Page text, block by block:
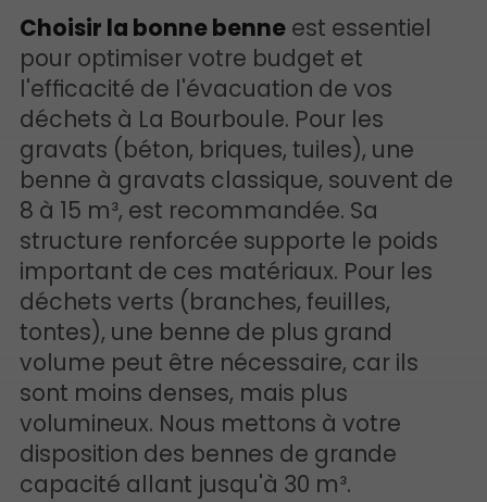
Choisir la bonne benne est essentiel
pour optimiser votre budget et
l'efficacité de l'évacuation de vos
déchets à La Bourboule. Pour les
gravats (béton, briques, tuiles), une
benne à gravats classique, souvent de
8 à 15 m³, est recommandée. Sa
structure renforcée supporte le poids
important de ces matériaux. Pour les
déchets verts (branches, feuilles,
tontes), une benne de plus grand
volume peut être nécessaire, car ils
sont moins denses, mais plus
volumineux. Nous mettons à votre
disposition des bennes de grande
capacité allant jusqu'à 30 m³.